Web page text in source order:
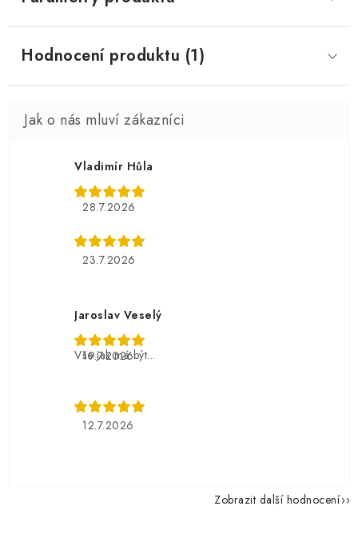
Hodnocení produktu (1)
Vladimír Hůla
28.7.2026
23.7.2026
Jaroslav Veselý
19.7.2026
Vše jak má být...
12.7.2026
Zobrazit další hodnocení